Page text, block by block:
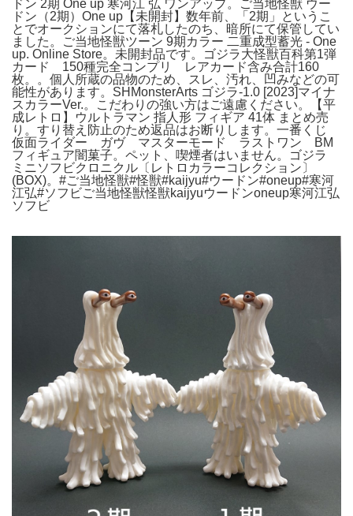
ドン 2期 One up 寒河江 弘 ワンアップ。ご当地怪獣 ウー
ドン（2期）One up【未開封】数年前、「2期」というこ
とでオークションにて落札したのち、暗所にて保管してい
ました。ご当地怪獣ツーン 9期カラー 二重成型蓄光 - One
up. Online Store。未開封品です。ゴジラ大怪獣百科第1弾
カード 150種完全コンプリ レアカード含み合計160
枚。。個人所蔵の品物のため、スレ、汚れ、凹みなどの可
能性があります。SHMonsterArts ゴジラ-1.0 [2023]マイナ
スカラーVer.。こだわりの強い方はご遠慮ください。【平
成レトロ】ウルトラマン 指人形 フィギア 41体 まとめ売
り。すり替え防止のため返品はお断りします。一番くじ
仮面ライダー ガヴ マスターモード ラストワン BM
フィギュア闇菓子。ペット、喫煙者はいません。ゴジラ
ミニソフビクロニクル〔レトロカラーコレクション〕
(BOX)。#ご当地怪獣#怪獣#kaijyu#ウードン#oneup#寒河
江弘#ソフビご当地怪獣怪獣kaijyuウードンoneup寒河江弘
ソフビ